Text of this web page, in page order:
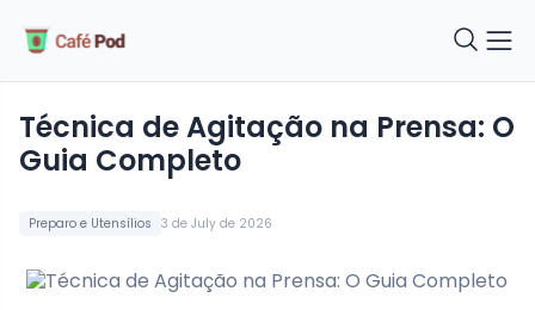
Preparo e Utensílios 3 de July de 2026
Técnica de Agitação na Prensa: O
Guia Completo